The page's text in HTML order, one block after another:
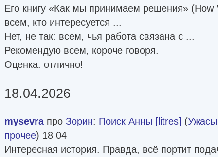
Его книгу «Как мы принимаем решения»
всем, кто интересуется ...
Нет, не так: всем, чья работа связана с ...
Рекомендую всем, короче говоря.
Оценка: отлично!
18.04.2026
mysevraпро Зорин: Поиск Анны [litres] (Ужасы
прочее) 18 04
Интересная история. Правда, всё портит